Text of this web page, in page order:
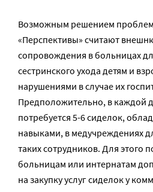
Возможным решением
«Перспективы» считают
сопровождения в больницах
сестринского ухода детям и
нарушениями в случае их
Предположительно, в каждой
потребуется 5-6 сиделок,
навыками, в медучреждениях
таких сотрудников. Для этого
больницам или интернатам
на закупку услуг сиделок у